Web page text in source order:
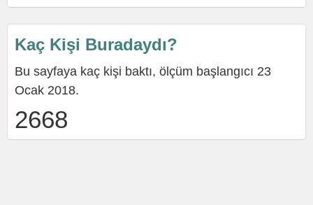
Kaç Kişi Buradaydı?
Bu sayfaya kaç kişi baktı, ölçüm başlangıcı 23
Ocak 2018.
2668